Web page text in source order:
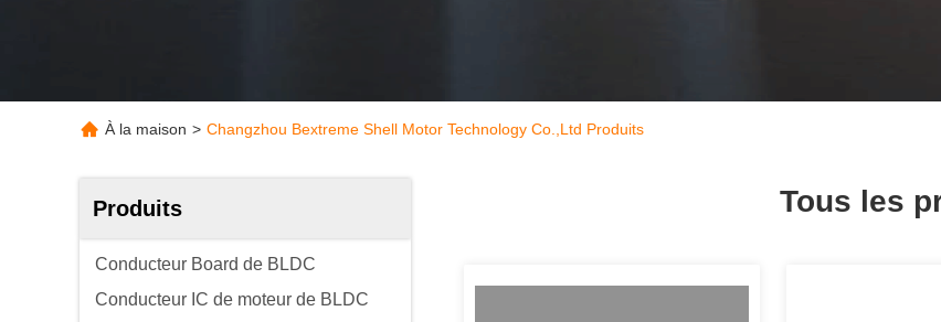
À la maison > Changzhou Bextreme Shell Motor Technology Co.,Ltd Produits
Produits
Conducteur Board de BLDC
Conducteur IC de moteur de BLDC
Tous les